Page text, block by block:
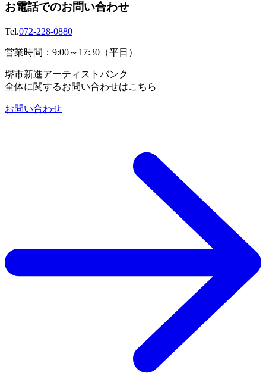
お電話でのお問い合わせ
Tel.072-228-0880
営業時間：9:00～17:30（平日）
堺市新進アーティストバンク
全体に関するお問い合わせはこちら
お問い合わせ